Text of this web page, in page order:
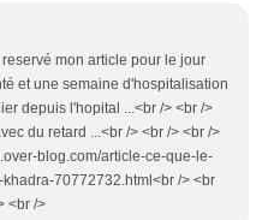
mon article pour le jour
et une semaine d'hospitalisation
depuis l'hopital ...<br /> <br />
du retard ...<br /> <br /> <br />
blog.com/article-ce-que-le-
70772732.html<br /> <br
<br />